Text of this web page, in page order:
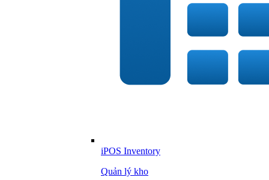
iPOS Inventory
Quản lý kho